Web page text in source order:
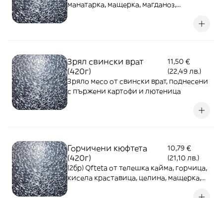
манатарка, мащерка, магданоз,
Зрял свински врат
(420г)
11,50 €
(22,49 лв.)
Зряло месо от свински врат, поднесени
с пържени картофи и лютеница
Горчичени кюфтета
(420г)
10,79 €
(21,10 лв.)
(2бр) Qfteta от телешка кайма, горчица,
кисела краставица, целина, мащерка,